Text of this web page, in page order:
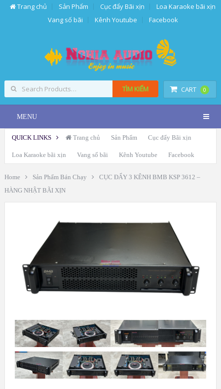
Trang chủ Sản Phẩm Cục đẩy Bãi xịn
Loa Karaoke bãi xịn
Vang số bãi
Kênh Youtube Facebook
CART 0
TÌM KIẾM
MENU
QUICK LINKS Trang chủ Sản Phẩm Cục đẩy Bãi xịn
Loa Karaoke bãi xịn Vang số bãi Kênh Youtube Facebook
Home Sản Phẩm Bán Chạy
CỤC ĐẨY 3 KÊNH BMB KSP 3612 –
HÀNG NHẬT BÃI XỊN